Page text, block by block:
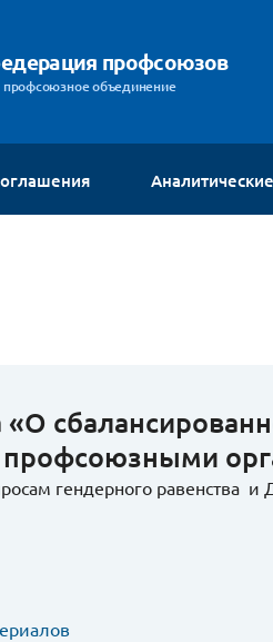
профсоюзов
объединение
«О
гендерного равенства